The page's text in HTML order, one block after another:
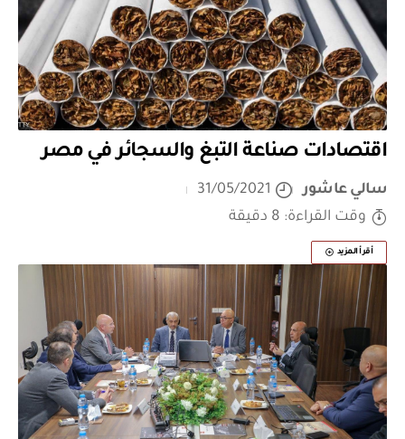
اقتصادات صناعة التبغ والسجائر في مصر
سالي عاشور
31/05/2021
وقت القراءة: 8 دقيقة
أقرأ المزيد